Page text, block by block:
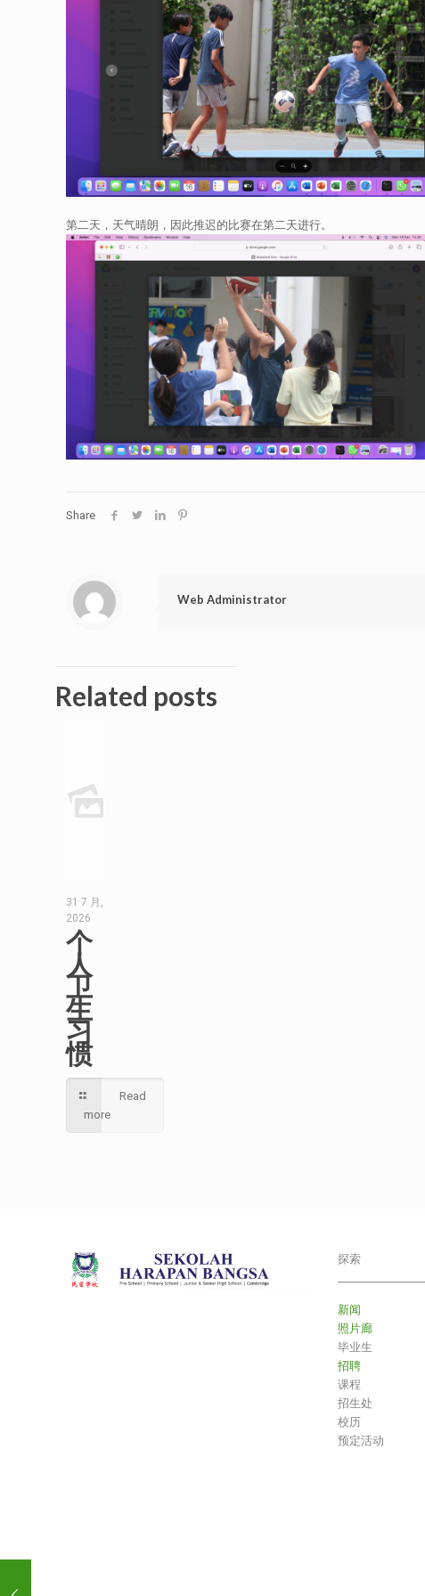
第二天，天气晴朗，因此推迟的比赛在第二天进行。
Share
Web Administrator
Related posts
31 7 月,
2026
个
人
卫
生
习
惯
Read
more
探索
新闻
照片廊
毕业生
招聘
课程
招生处
校历
预定活动